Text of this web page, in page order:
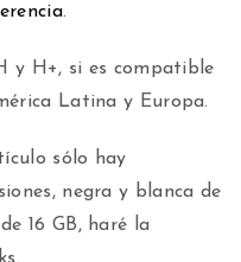
.
y H+, si es compatible
Latina y Europa.
sólo hay
negra y blanca de
16 GB, haré la